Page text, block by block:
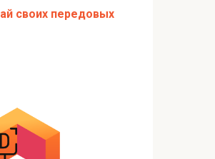
своих передовых